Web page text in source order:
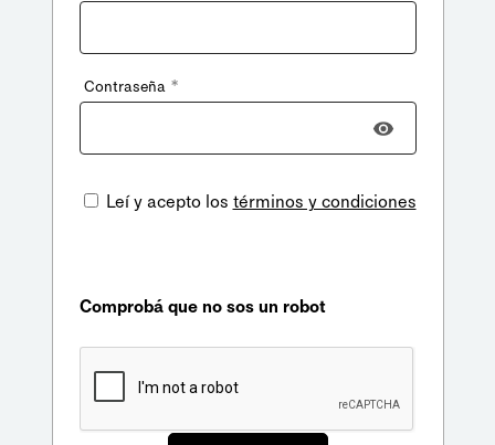
Contraseña *
Leí y acepto los términos y condiciones
Comprobá que no sos un robot